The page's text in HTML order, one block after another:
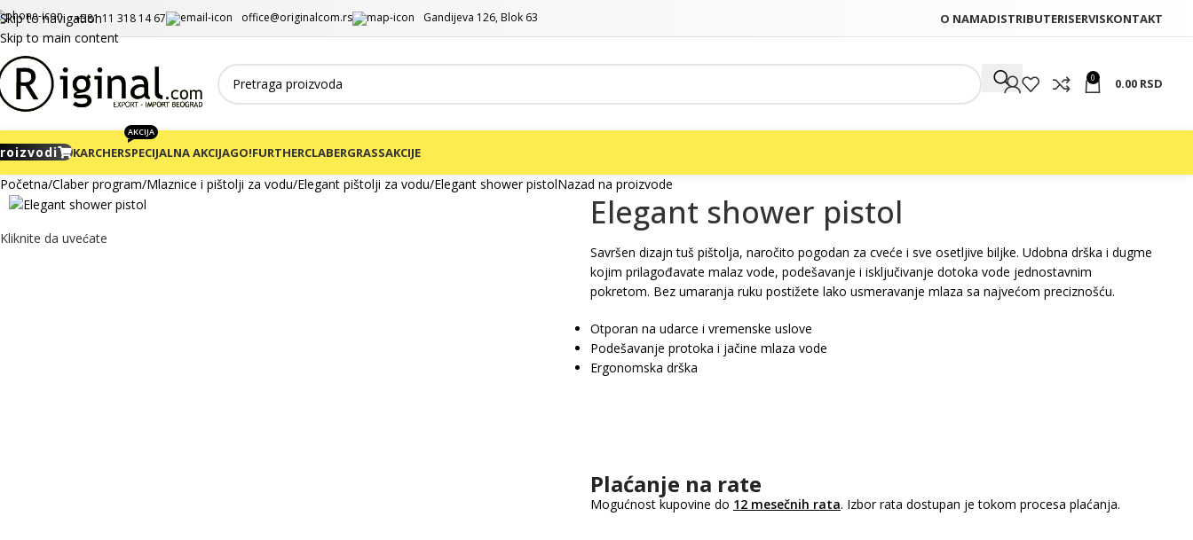
Skip to navigation
Skip to main content
+381 11 318 14 67 office@originalcom.rs Gandijeva 126, Blok 63 O NAMADISTRIBUTERISERVISKONTAKT
0 0.00 RSD
KARCHERSPECIJALNA AKCIJA
AKCIJA
GO!FURTHERCLABERGRASSAKCIJE
Početna Claber program Mlaznice i pištolji za vodu Elegant pištolji za vodu Elegant shower pistolNazad na proizvode
Kliknite da uvećate
Elegant shower pistol
Savršen dizajn tuš pištolja, naročito pogodan za cveće i sve osetljive biljke. Udobna drška i dugme
kojim prilagođavate malaz vode, podešavanje i isključivanje dotoka vode jednostavnim
pokretom. Bez umaranja ruku postižete lako usmeravanje mlaza sa najvećom preciznošću.
Otporan na udarce i vremenske uslove
Podešavanje protoka i jačine mlaza vode
Ergonomska drška
Plaćanje na rate
Mogućnost kupovine do 12 mesečnih rata. Izbor rata dostupan je tokom procesa plaćanja.